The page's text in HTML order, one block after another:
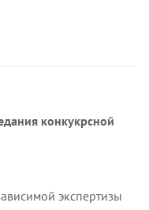
конкукрсной
экспертизы